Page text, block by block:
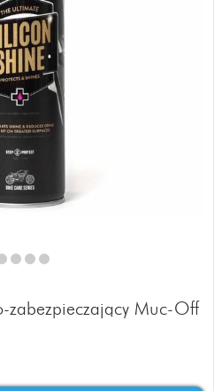
zabezpieczający Muc-Off